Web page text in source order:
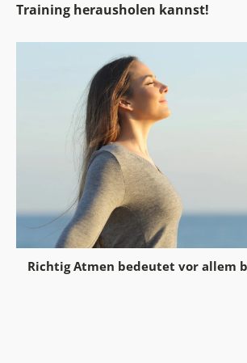
Training herausholen kannst!
Richtig Atmen bedeutet vor allem